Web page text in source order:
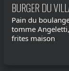
BURGER DU
Pain du
tomme
frites maison